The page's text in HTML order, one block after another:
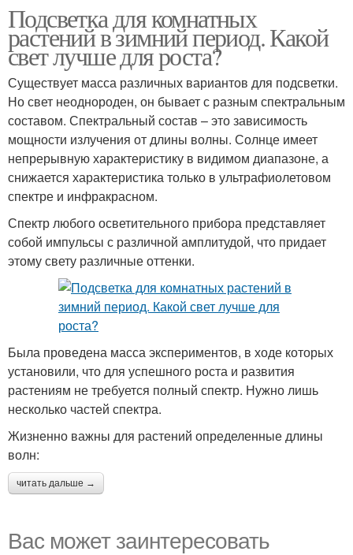
Подсветка для комнатных
растений в зимний период. Какой
свет лучше для роста?
Существует масса различных вариантов для подсветки.
Но свет неоднороден, он бывает с разным спектральным
составом. Спектральный состав – это зависимость
мощности излучения от длины волны. Солнце имеет
непрерывную характеристику в видимом диапазоне, а
снижается характеристика только в ультрафиолетовом
спектре и инфракрасном.
Спектр любого осветительного прибора представляет
собой импульсы с различной амплитудой, что придает
этому свету различные оттенки.
Была проведена масса экспериментов, в ходе которых
установили, что для успешного роста и развития
растениям не требуется полный спектр. Нужно лишь
несколько частей спектра.
Жизненно важны для растений определенные длины
волн:
читать дальше →
Вас может заинтересовать